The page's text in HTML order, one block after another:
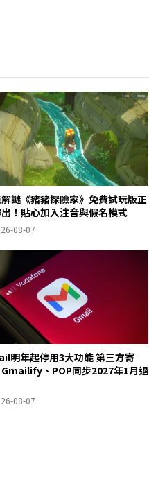
謎《豬豬探險家》免費試玩版正
！貼心加入注音與假名模式
08-07
明年起停用3大功能 第三方寄
、POP同步2027年1月退
08-07